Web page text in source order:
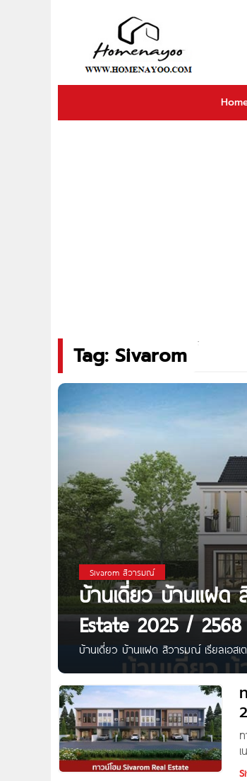
Tag: Sivarom
Sivarom สิวารมณ์
บ้านเดี่ยว บ้านแฝด
Estate 2025 / 2568
บ้านเดี่ยว บ้านแฝด สิวารมณ์ เรียลเอส
สุขุมวิท-บางปู Grand Sivarom 2
เริ่ม